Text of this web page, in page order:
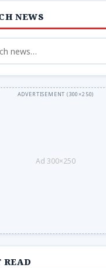
NEWS
Ad 300×250
READ